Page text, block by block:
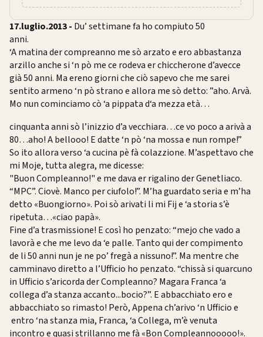
17.luglio.2013 - Du’ settimane fa ho compiuto 50
anni.
‘A matina der compreanno me sò arzato e ero abbastanza
arzillo anche si ‘n pò me ce rodeva er chiccherone d’avecce
già 50 anni. Ma ereno giorni che ciò sapevo che me sarei
sentito armeno ‘n pò strano e allora me sò detto: ”aho. Arvà.
Mo nun cominciamo cò ‘a pippata d‘a mezza età…
cinquanta anni sò l’inizzio d’a vecchiara…ce vo poco a arivà a
80…aho! A bellooo! E datte ‘n pò ‘na mossa e nun rompe!”
So ito allora verso ‘a cucina pè fà colazzione. M’aspettavo che
mi Moje, tutta alegra, me dicesse:
"Buon Compleanno!" e me dava er rigalino der Genetliaco.
“MPC”. Ciovè. Manco per ciufolo!”. M’ha guardato seria e m’ha
detto «Buongiorno». Poi sò arivati li mi Fij e ‘a storia s’è
ripetuta…«ciao papà».
Fine d’a trasmissione! E così ho penzato: “mejo che vado a
lavorà e che me levo da ‘e palle. Tanto qui der compimento
de li 50 anni nun je ne po’ fregà a nissuno!”. Ma mentre che
camminavo diretto a l’Ufficio ho penzato. “chissà si quarcuno
in Ufficio s’aricorda der Compleanno? Magara Franca ‘a
collega d’a stanza accanto...bocio?”. E abbacchiato ero e
abbacchiato so rimasto! Però, Appena ch’arivo ‘n Ufficio e
entro ‘na stanza mia, Franca, ‘a Collega, m’è venuta
incontro e quasi strillanno me fà «Bon Compleannooooo!».